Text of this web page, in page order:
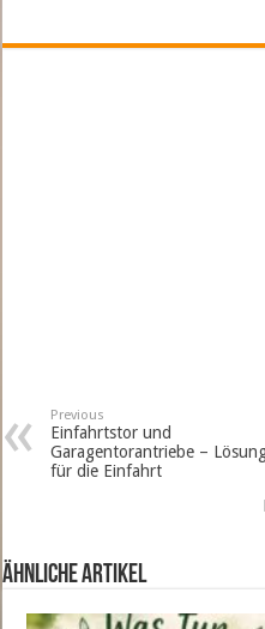
e tt er
Previous
Einfahrtstor und
Garagentorantriebe –
für die Einfahrt
ähnliche Artikel